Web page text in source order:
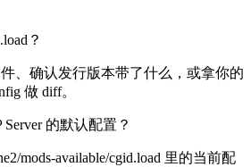
？
、确认发行版本带了什么，或拿你的
做 diff。
的默认配置？
mods-available/cgid.load 里的当前配